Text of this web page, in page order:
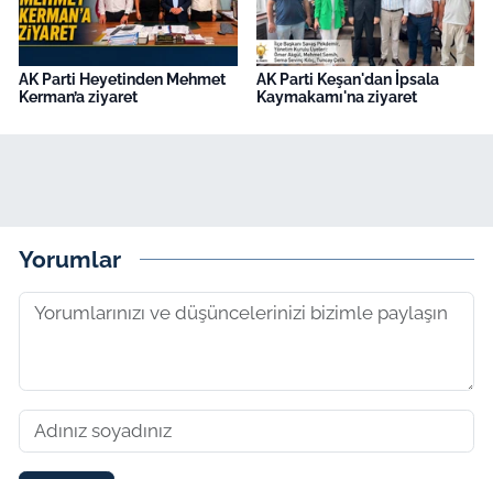
AK Parti Heyetinden Mehmet
Kerman’a ziyaret
AK Parti Keşan'dan İpsala
Kaymakamı'na ziyaret
Yorumlar